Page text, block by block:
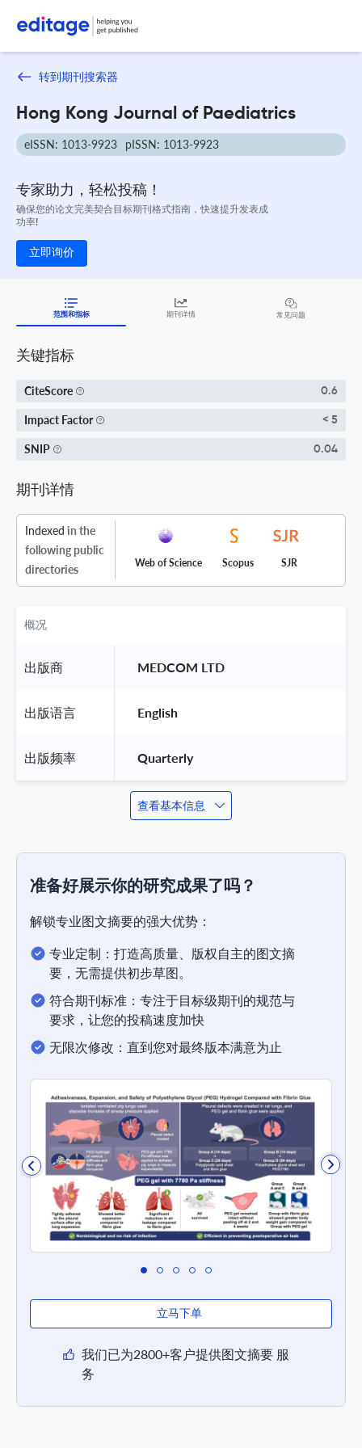
转到期刊搜索器
Hong Kong Journal of Paediatrics
eISSN: 1013-9923 pISSN: 1013-9923
专家助力，轻松投稿！
确保您的论文完美契合目标期刊格式指南，快速提升发表成
功率!
立即询价
范围和指标 期刊详情 常见问题
关键指标
CiteScore 0.6
Impact Factor < 5
SNIP 0.04
期刊详情
Indexed in the
following public
directories
Web of Science Scopus SJR
概况
出版商 MEDCOM LTD
出版语言 English
出版频率 Quarterly
查看基本信息
准备好展示你的研究成果了吗？
解锁专业图文摘要的强大优势：
专业定制：打造高质量、版权自主的图文摘
要，无需提供初步草图。
符合期刊标准：专注于目标级期刊的规范与
要求，让您的投稿速度加快
无限次修改：直到您对最终版本满意为止
立马下单
我们已为2800+客户提供图文摘要 服
务